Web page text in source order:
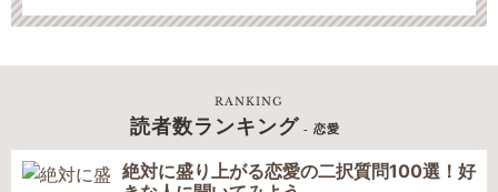
RANKING
読者数ランキング - 恋愛
絶対に盛り上がる恋愛の二択質問100選！好